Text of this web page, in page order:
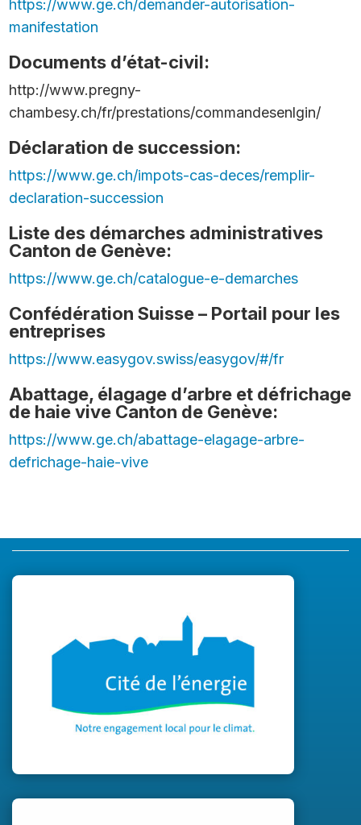
https://www.ge.ch/demander-autorisation-
manifestation
Documents d’état-civil:
http://www.pregny-
chambesy.ch/fr/prestations/commandesenlgin/
Déclaration de succession:
https://www.ge.ch/impots-cas-deces/remplir-
declaration-succession
Liste des démarches administratives
Canton de Genève:
https://www.ge.ch/catalogue-e-demarches
Confédération Suisse – Portail pour les
entreprises
https://www.easygov.swiss/easygov/#/fr
Abattage, élagage d’arbre et défrichage
de haie vive Canton de Genève:
https://www.ge.ch/abattage-elagage-arbre-
defrichage-haie-vive